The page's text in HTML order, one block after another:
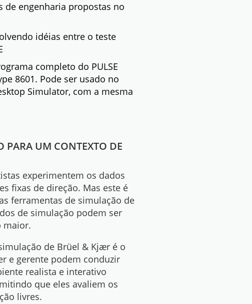
de engenharia propostas no
idéias entre o teste
completo do PULSE
8601. Pode ser usado no
Simulator, com a mesma
PARA UM CONTEXTO DE
experimentem os dados
fixas de direção. Mas este é
ferramentas de simulação de
de simulação podem ser
maior.
de Brüel & Kjær é o
e gerente podem conduzir
realista e interativo
que eles avaliem os
livres.